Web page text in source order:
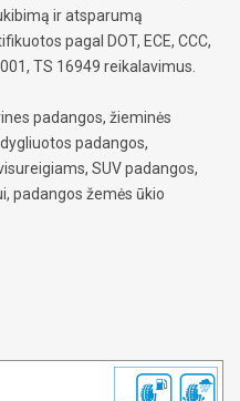
ir atsparumą
pagal DOT, ECE, CCC,
TS 16949 reikalavimus.
padangos, žieminės
padangos,
SUV padangos,
padangos žemės ūkio